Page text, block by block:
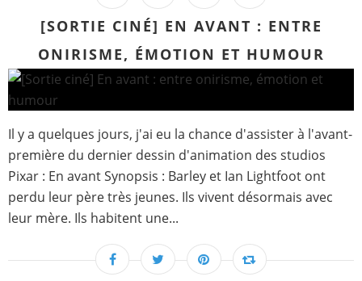
[SORTIE CINÉ] EN AVANT : ENTRE
ONIRISME, ÉMOTION ET HUMOUR
Il y a quelques jours, j'ai eu la chance d'assister à l'avant-
première du dernier dessin d'animation des studios
Pixar : En avant Synopsis : Barley et Ian Lightfoot ont
perdu leur père très jeunes. Ils vivent désormais avec
leur mère. Ils habitent une...